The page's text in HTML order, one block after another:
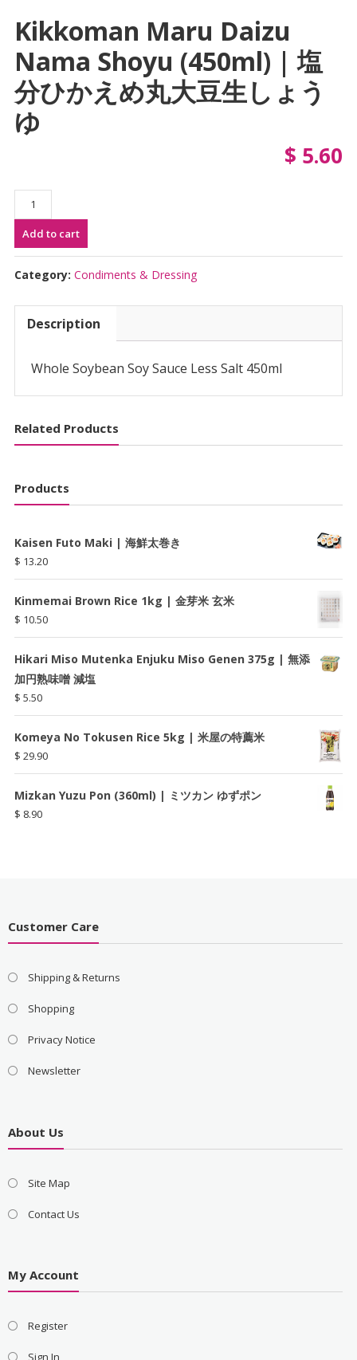
Kikkoman Maru Daizu
Nama Shoyu (450ml) | 塩
分ひかえめ丸大豆生しょう
ゆ
$ 5.60
Kikkoman
Maru
Daizu
Nama
Shoyu
|
え
丸
生
し
う
ゆ
quantity
Add to cart
Category: Condiments & Dressing
Description
Whole Soybean Soy Sauce Less Salt 450ml
Related Products
Products
Kaisen Futo Maki | 海鮮太巻き
$ 13.20
Kinmemai Brown Rice 1kg | 金芽米 玄米
$ 10.50
Hikari Miso Mutenka Enjuku Miso Genen 375g | 無添
加円熟味噌 減塩
$ 5.50
Komeya No Tokusen Rice 5kg | 米屋の特薦米
$ 29.90
Mizkan Yuzu Pon (360ml) | ミツカン ゆずポン
$ 8.90
Customer Care
Shipping & Returns
Shopping
Privacy Notice
Newsletter
About Us
Site Map
Contact Us
My Account
Register
Sign In